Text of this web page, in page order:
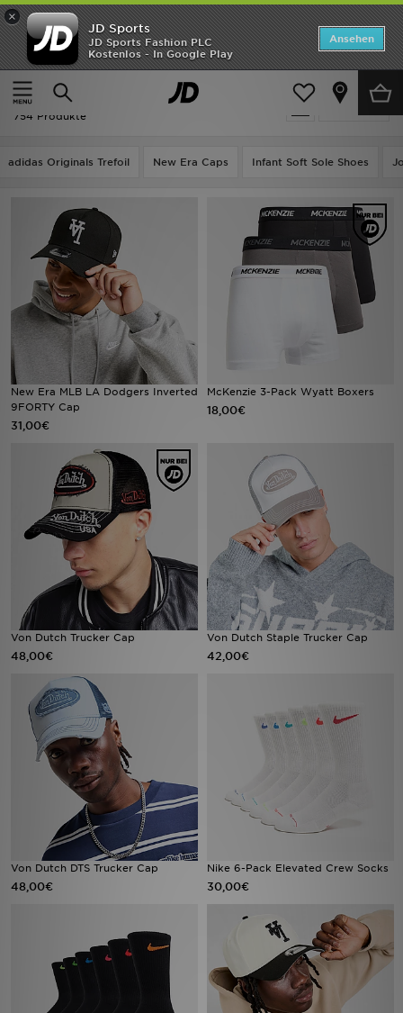
×
JD Sports
JD Sports Fashion PLC
Kostenlos - In Google Play
Ansehen
Startseite
Accessoires
verfeinern
Accessoires
754 Produkte
adidas Originals Trefoil New Era Caps Infant Soft Sole Shoes
New Era MLB LA Dodgers Inverted
9FORTY Cap
31,00€
McKenzie 3-Pack Wyatt Boxers
18,00€
Von Dutch Trucker Cap
48,00€
Von Dutch Staple Trucker Cap
42,00€
Von Dutch DTS Trucker Cap
48,00€
Nike 6-Pack Elevated Crew Socks
30,00€
Startseite
ANGEBOTE
Marken
Damen
Kinder
Bestsellers
JD Exklusives
Fußball
Lade Die APP
Geschenkkarte
Filialfinder
Mein JD
Meine Nachrichten
Bestellverfolgung
Hilfe & Kontakt
Trending Styles